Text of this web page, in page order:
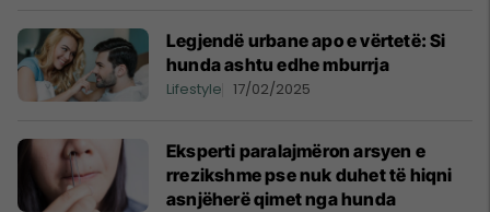
Legjendë urbane apo e vërtetë: Si
hunda ashtu edhe mburrja
Lifestyle 17/02/2025
Eksperti paralajmëron arsyen e
rrezikshme pse nuk duhet të hiqni
asnjëherë qimet nga hunda